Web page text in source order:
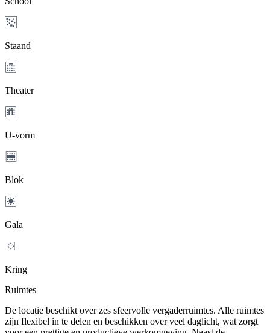
Staand
Theater
U-vorm
Blok
Gala
Kring
Ruimtes
De locatie beschikt over zes sfeervolle vergaderruimtes. Alle ruimtes
zijn flexibel in te delen en beschikken over veel daglicht, wat zorgt